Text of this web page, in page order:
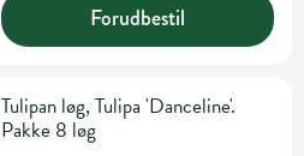
Forudbestil
Tulipan løg, Tulipa 'Danceline'.
Pakke 8 løg